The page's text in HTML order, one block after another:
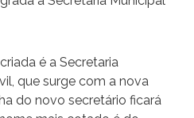
é a Secretaria
que surge com a nova
do novo secretário ficará